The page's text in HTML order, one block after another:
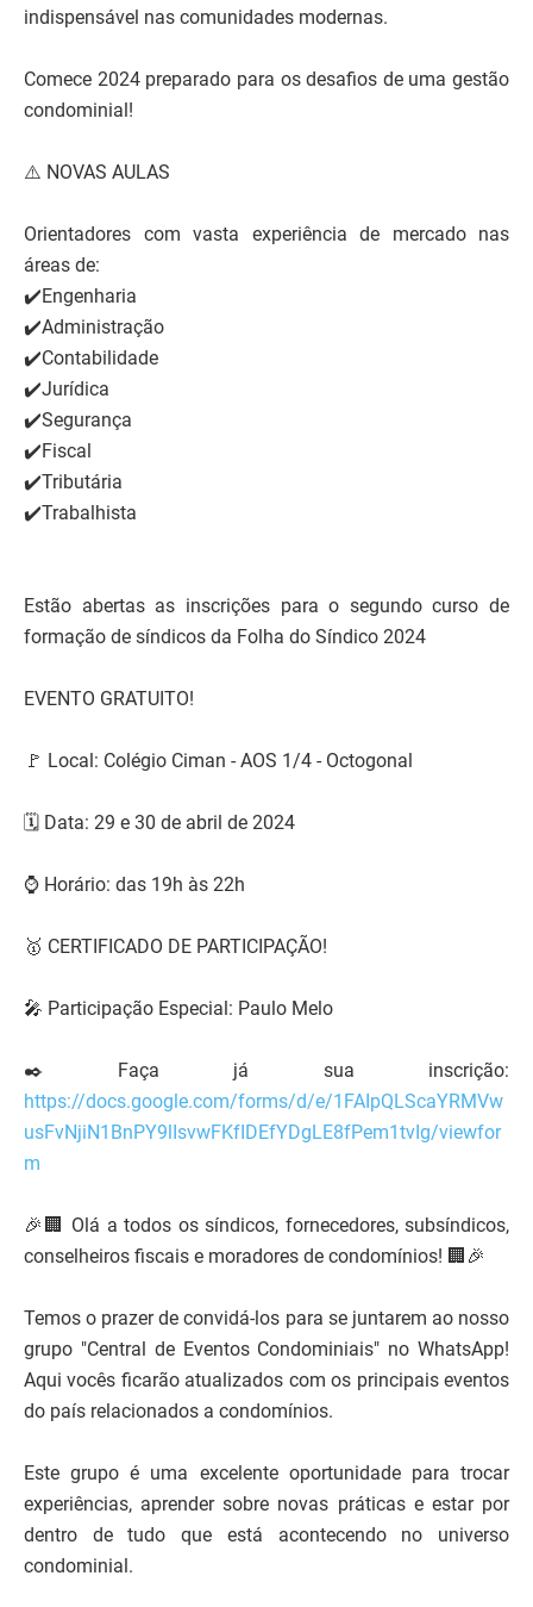
indispensável nas comunidades modernas.
Comece 2024 preparado para os desafios de uma gestão
condominial!
⚠️ NOVAS AULAS
Orientadores com vasta experiência de mercado nas
áreas de:
✔️Engenharia
✔️Administração
✔️Contabilidade
✔️Jurídica
✔️Segurança
✔️Fiscal
✔️Tributária
✔️Trabalhista
Estão abertas as inscrições para o segundo curso de
formação de síndicos da Folha do Síndico 2024
EVENTO GRATUITO!
🚩 Local: Colégio Ciman - AOS 1/4 - Octogonal
🗓️ Data: 29 e 30 de abril de 2024
⌚ Horário: das 19h às 22h
🥇 CERTIFICADO DE PARTICIPAÇÃO!
🎤 Participação Especial: Paulo Melo
✒️ Faça já sua inscrição:
https://docs.google.com/forms/d/e/1FAIpQLScaYRMVw
usFvNjiN1BnPY9lIsvwFKfIDEfYDgLE8fPem1tvIg/viewfor
m
🎉🏢 Olá a todos os síndicos, fornecedores, subsíndicos,
conselheiros fiscais e moradores de condomínios! 🏢🎉
Temos o prazer de convidá-los para se juntarem ao nosso
grupo "Central de Eventos Condominiais" no WhatsApp!
Aqui vocês ficarão atualizados com os principais eventos
do país relacionados a condomínios.
Este grupo é uma excelente oportunidade para trocar
experiências, aprender sobre novas práticas e estar por
dentro de tudo que está acontecendo no universo
condominial.